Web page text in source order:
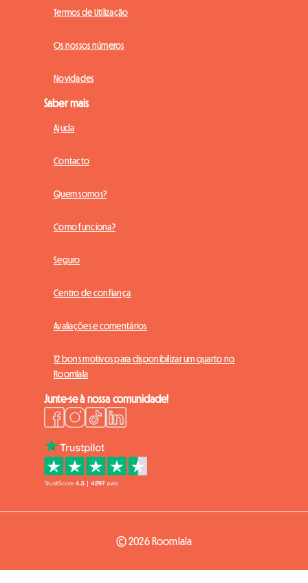
Termos de Utilização
Os nossos números
Novidades
Saber mais
Ajuda
Contacto
Quem somos?
Como funciona?
Seguro
Centro de confiança
Avaliações e comentários
12 bons motivos para disponibilizar um quarto no
Roomlala
Junte-se à nossa comunidade!
© 2026 Roomlala